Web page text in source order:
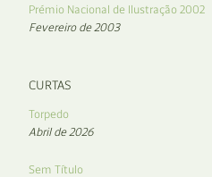
Prémio Nacional de Ilustração 2002
Fevereiro de 2003
CURTAS
Torpedo
Abril de 2026
Sem Título